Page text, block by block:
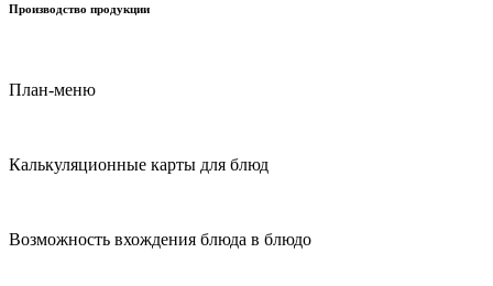
Производство продукции
План-меню
Калькуляционные карты для блюд
Возможность вхождения блюда в блюдо